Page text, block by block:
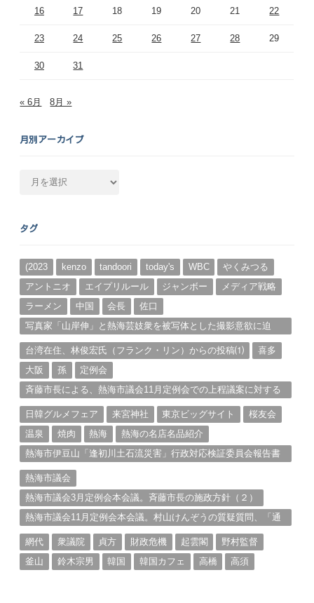
16 17 18 19 20 21 22
23 24 25 26 27 28 29
30 31
« 6月 8月 »
月別アーカイブ
カ
ブ
タグ
(2023 kenzo tandoori today's WBC
やくみつる
アントニオ
エイプリルール ジャンボー
メディア戦略
ラーメン
中国 会長
佐口
写真家「山岸伸」と熱海芸妓衆を被写体とした撮影意欲に迫
台湾在住、林俊宏氏（フランク・リン）からの投稿⑴
喜多
大阪
孫
定例会
斉藤市長による、熱海市議会11月定例会での上程議案に対する
日韓グルメフェア
来宮神社 東京ビッグサイト
桜友会
温泉
焼肉 熱海
熱海の名店名品紹介
熱海市伊豆山「逢初川土石流災害」行政対応検証委員会報告書
熱海市議会
熱海市議会3月定例会本会議。斉藤市長の施政方針（２）
熱海市議会11月定例会本会議。村山けんぞうの質疑質問、「通
網代
衆議院 貞方 財政危機 起雲閣
野村監督
釜山
鈴木宗男 韓国 韓国カフェ 高橋 高須